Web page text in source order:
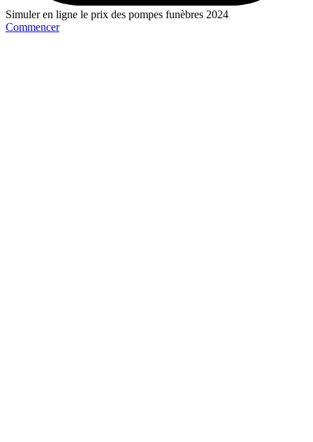
Simuler en ligne le prix des pompes funèbres 2024
Commencer